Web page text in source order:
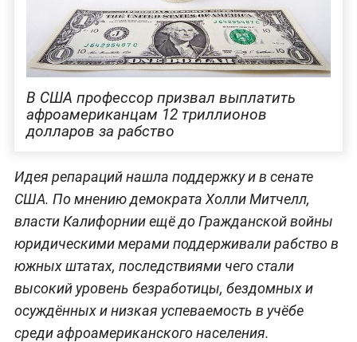
В США профессор призвал выплатить
афроамериканцам 12 триллионов
долларов за рабство
Идея репараций нашла поддержку и в сенате
США. По мнению демократа Холли Митчелл,
власти Калифорнии ещё до Гражданской войны
юридическими мерами поддерживали рабство в
южных штатах, последствиями чего стали
высокий уровень безработицы, бездомных и
осуждённых и низкая успеваемость в учёбе
среди афроамериканского населения.